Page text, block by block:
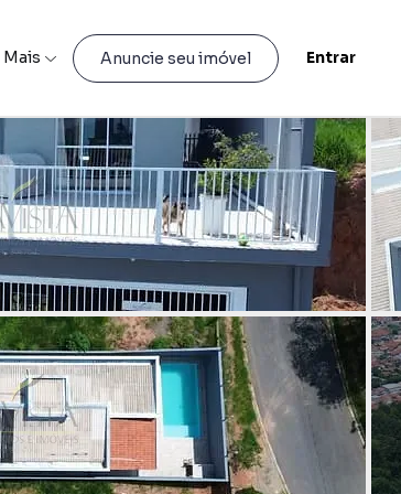
Mais Anuncie seu imóvel Entrar